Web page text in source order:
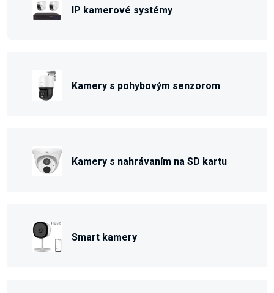
IP kamerové systémy
Kamery s pohybovým senzorom
Kamery s nahrávaním na SD kartu
Smart kamery